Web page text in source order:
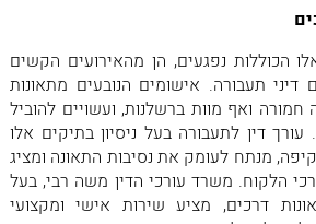
הכוללות נפגעים, הן מהאירועים הקשים
דיני תעבורה. אישומים הנובעים מתאונות
ואף מוות ברשלנות, ועשויים להוביל
דין לתעבורה בעל ניסיון בתיקים אלו
מנתח לעומק את נסיבות התאונה ומציג
הלקוח. משרד עורכי הדין משה רבי, בעל
דרכים, מציע שירות אישי ומקצועי